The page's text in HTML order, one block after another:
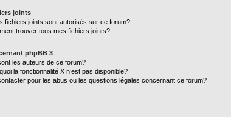
joints
fichiers joints sont autorisés sur ce forum?
trouver tous mes fichiers joints?
phpBB 3
les auteurs de ce forum?
la fonctionnalité X n’est pas disponible?
pour les abus ou les questions légales concernant ce forum?